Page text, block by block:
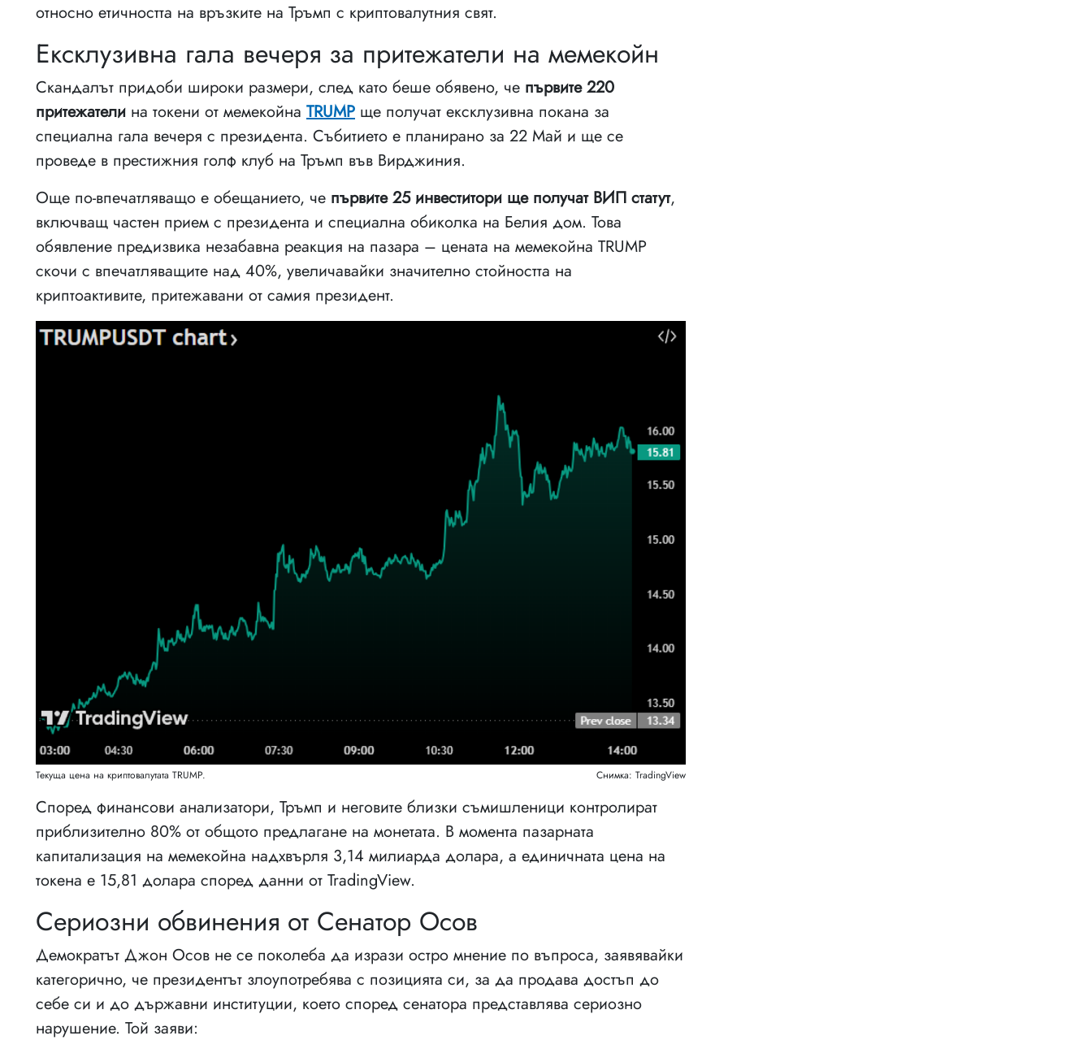
относно етичността на връзките на Тръмп с криптовалутния свят.
Ексклузивна гала вечеря за притежатели на мемекойн
Скандалът придоби широки размери, след като беше обявено, че първите 220
притежатели на токени от мемекойна TRUMP ще получат ексклузивна покана за
специална гала вечеря с президента. Събитието е планирано за 22 Май и ще се
проведе в престижния голф клуб на Тръмп във Вирджиния.
Още по-впечатляващо е обещанието, че първите 25 инвеститори ще получат ВИП статут,
включващ частен прием с президента и специална обиколка на Белия дом. Това
обявление предизвика незабавна реакция на пазара – цената на мемекойна TRUMP
скочи с впечатляващите над 40%, увеличавайки значително стойността на
криптоактивите, притежавани от самия президент.
Текуща цена на криптовалутата TRUMP. Снимка: TradingView
Според финансови анализатори, Тръмп и неговите близки съмишленици контролират
приблизително 80% от общото предлагане на монетата. В момента пазарната
капитализация на мемекойна надхвърля 3,14 милиарда долара, а единичната цена на
токена е 15,81 долара според данни от TradingView.
Сериозни обвинения от Сенатор Осов
Демократът Джон Осов не се поколеба да изрази остро мнение по въпроса, заявявайки
категорично, че президентът злоупотребява с позицията си, за да продава достъп до
себе си и до държавни институции, което според сенатора представлява сериозно
нарушение. Той заяви: